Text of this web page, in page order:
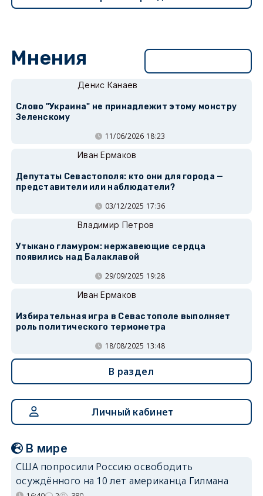
Мнения
Денис Канаев
Слово "Украина" не принадлежит этому монстру
Зеленскому
11/06/2026 18:23
Иван Ермаков
Депутаты Севастополя: кто они для города —
представители или наблюдатели?
03/12/2025 17:36
Владимир Петров
Утыкано гламуром: нержавеющие сердца
появились над Балаклавой
29/09/2025 19:28
Иван Ермаков
Избирательная игра в Севастополе выполняет
роль политического термометра
18/08/2025 13:48
В раздел
Личный кабинет
В мире
США попросили Россию освободить
осуждённого на 10 лет американца Гилмана